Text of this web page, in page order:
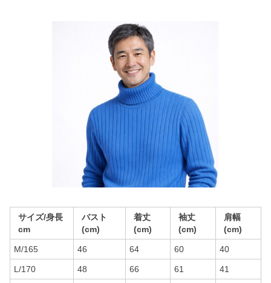
サイズ/身長
cm
バスト
(cm)
着丈
(cm)
袖丈
(cm)
肩幅
(cm)
M/165 46 64 60 40
L/170 48 66 61 41